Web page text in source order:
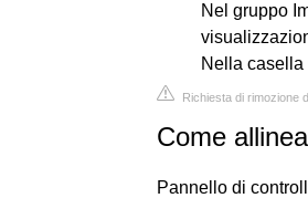
Nel gruppo
Nella
Richiesta di rimozione
Come
Pannello di